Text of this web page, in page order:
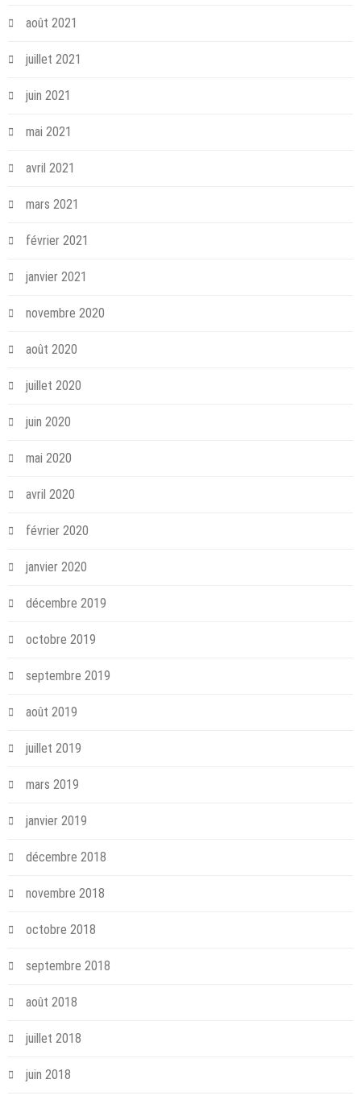
août 2021
juillet 2021
juin 2021
mai 2021
avril 2021
mars 2021
février 2021
janvier 2021
novembre 2020
août 2020
juillet 2020
juin 2020
mai 2020
avril 2020
février 2020
janvier 2020
décembre 2019
octobre 2019
septembre 2019
août 2019
juillet 2019
mars 2019
janvier 2019
décembre 2018
novembre 2018
octobre 2018
septembre 2018
août 2018
juillet 2018
juin 2018